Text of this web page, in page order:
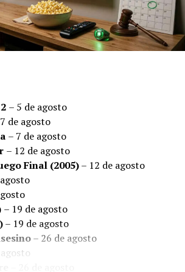
película invita a reflexionar sobre el
la enfermedad, la importancia del
la esperanza que puede surgir aun
adversos.
que miles de pacientes y sus
por el acceso a
el estreno adquiere una
detrás de cada diagnóstico existen
miedo, de fortaleza y de personas
viviendo.
– 5 de agosto
de agosto
– 7 de agosto
– 12 de agosto
Final (2005)– 12 de agosto
– 19 de agosto
– 19 de agosto
– 26 de agosto
agosto